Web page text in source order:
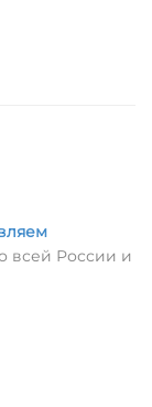
всей России и